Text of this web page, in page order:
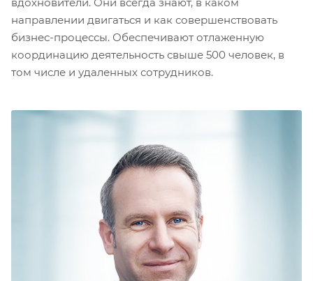
направлении двигаться и как совершенствовать
бизнес-процессы. Обеспечивают отлаженную
координацию деятельность свыше 500 человек, в
том числе и удаленных сотрудников.